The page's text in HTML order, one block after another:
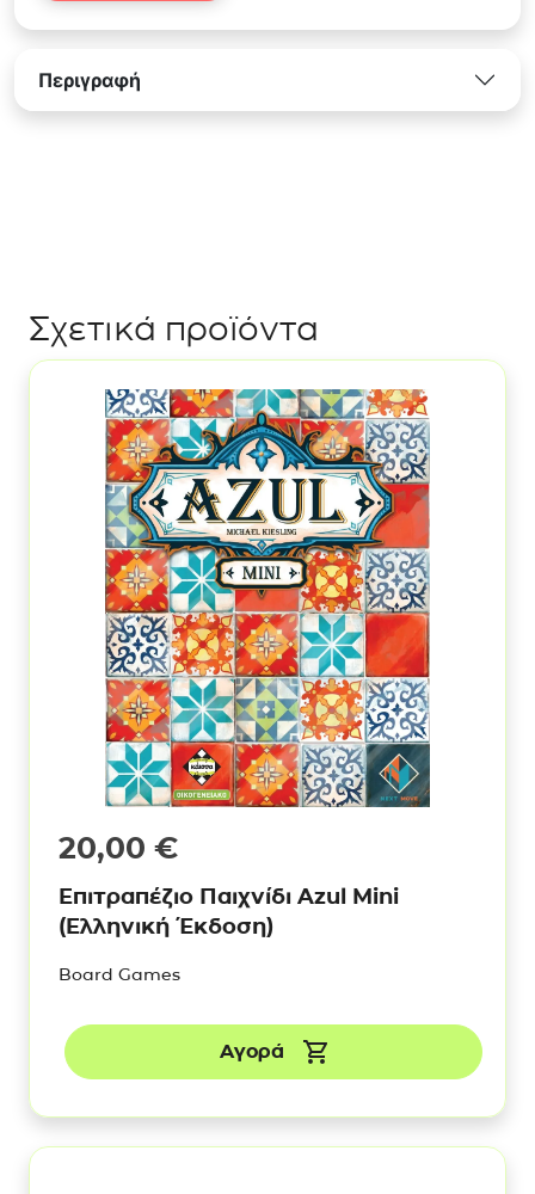
Περιγραφή
Σχετικά προϊόντα
20,00 €
Επιτραπέζιο Παιχνίδι Azul Mini
(Ελληνική Έκδοση)
Board Games
Αγορά